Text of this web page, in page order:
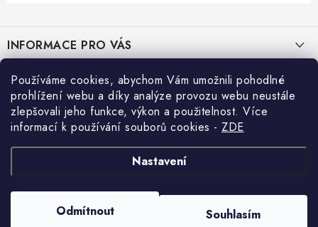
Používáme cookies, abychom Vám umožnili pohodlné
prohlížení webu a díky analýze provozu webu neustále
zlepšovali jeho funkce, výkon a použitelnost. Více
informací k používání souborů cookies - ZDE
Nastavení
Odmítnout Souhlasím
pINFORMACE PRO VÁS
KONTAKTY
POŠTOVNÉ A DOPRAVA
KONFIGURÁTOR AUTOBATERIÍ
OBCHODNÍ PODMÍNKY
PRODEJNY BATTERY.CZ
Prodejna Brno - Pražákova ul.
Prodejna Praha - Brožíkova ul.
Prodejna Ústí n. Labem - Žižkova ul.
Prodejna Jesenice u Prahy - ul. K Rybníku
Konfigurátor AUTOBATERIE
Konfigurátor AUTOBATERIE
Vyhledávání
HLEDAT
Copyright 2026 . Všechna práva vyhrazena.